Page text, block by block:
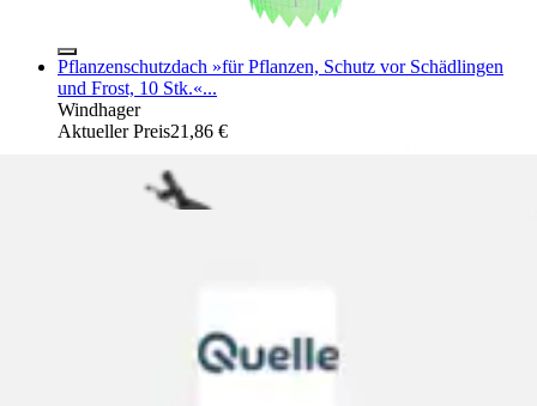
Pflanzenschutzdach »für Pflanzen, Schutz vor Schädlingen
und Frost, 10 Stk.«...
Windhager
Aktueller Preis21,86 €